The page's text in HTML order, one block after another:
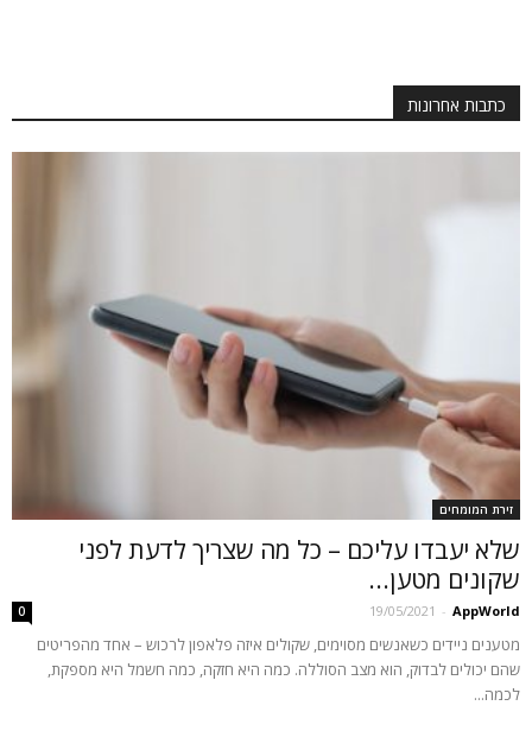
כתבות אחרונות
זירת המומחים
שלא יעבדו עליכם – כל מה שצריך לדעת לפני
שקונים מטען...
AppWorld
-
19/05/2021
0
מטענים ניידים כשאנשים מסוימים, שקולים איזה פלאפון לרכוש – אחד מהפריטים
שהם יכולים לבדוק, הוא מצב הסוללה. כמה היא חזקה, כמה חשמל היא מספקת,
לכמה...